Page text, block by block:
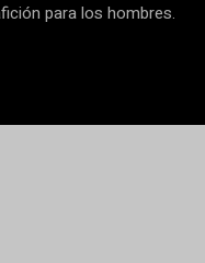
para los hombres.